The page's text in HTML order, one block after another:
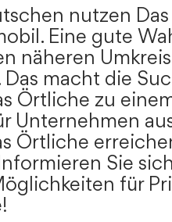
nutzen
Eine gute
näheren
macht die
Örtliche zu
Unternehmen
Örtliche
Sie
für